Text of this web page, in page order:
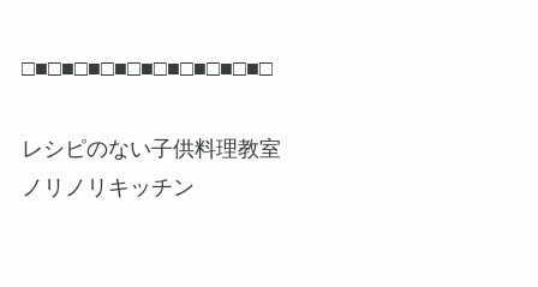
□■□■□■□■□■□■□■□■□■□
レシピのない子供料理教室
ノリノリキッチン